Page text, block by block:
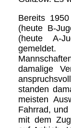
Bereits
(heute B-
(heute A-
gemeldet.
damalige
standen
meisten
Fahrrad,
mit dem